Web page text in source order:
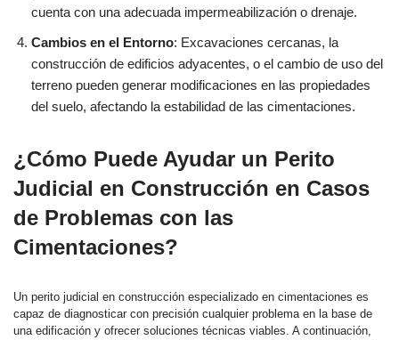
cuenta con una adecuada impermeabilización o drenaje.
Cambios en el Entorno: Excavaciones cercanas, la
construcción de edificios adyacentes, o el cambio de uso del
terreno pueden generar modificaciones en las propiedades
del suelo, afectando la estabilidad de las cimentaciones.
¿Cómo Puede Ayudar un Perito
Judicial en Construcción en Casos
de Problemas con las
Cimentaciones?
Un perito judicial en construcción especializado en cimentaciones es
capaz de diagnosticar con precisión cualquier problema en la base de
una edificación y ofrecer soluciones técnicas viables. A continuación,